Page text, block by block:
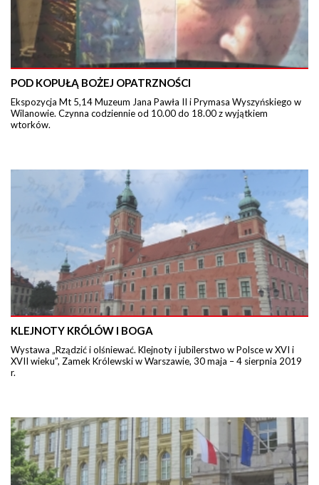
POD KOPUŁĄ BOŻEJ OPATRZNOŚCI
Ekspozycja Mt 5,14 Muzeum Jana Pawła II i Prymasa Wyszyńskiego w
Wilanowie. Czynna codziennie od 10.00 do 18.00 z wyjątkiem
wtorków.
KLEJNOTY KRÓLÓW I BOGA
Wystawa „Rządzić i olśniewać. Klejnoty i jubilerstwo w Polsce w XVI i
XVII wieku”, Zamek Królewski w Warszawie, 30 maja – 4 sierpnia 2019
r.